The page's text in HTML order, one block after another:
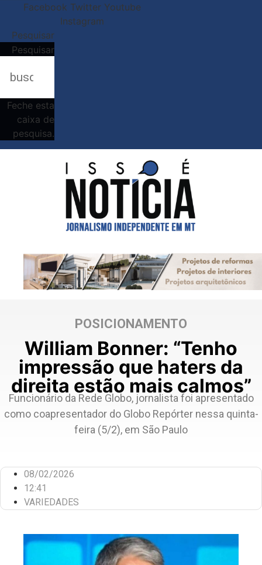
Facebook Twitter Youtube
Instagram
Pesquisar
Pesquisar
Feche esta
caixa de
pesquisa.
POSICIONAMENTO
William Bonner: “Tenho
impressão que haters da
direita estão mais calmos”
Funcionário da Rede Globo, jornalista foi apresentado
como coapresentador do Globo Repórter nessa quinta-
feira (5/2), em São Paulo
08/02/2026
12:41
VARIEDADES